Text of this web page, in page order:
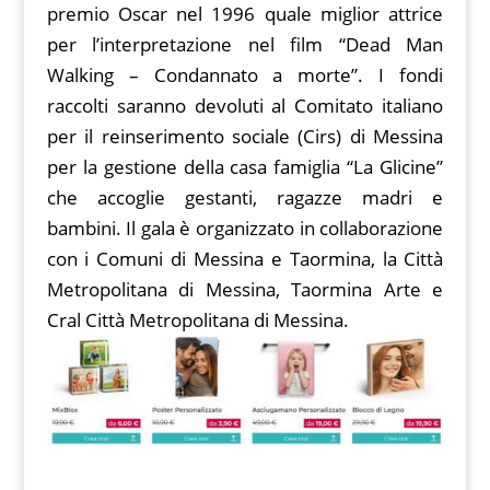
premio Oscar nel 1996 quale miglior attrice
per l’interpretazione nel film “Dead Man
Walking – Condannato a morte”. I fondi
raccolti saranno devoluti al Comitato italiano
per il reinserimento sociale (Cirs) di Messina
per la gestione della casa famiglia “La Glicine”
che accoglie gestanti, ragazze madri e
bambini. Il gala è organizzato in collaborazione
con i Comuni di Messina e Taormina, la Città
Metropolitana di Messina, Taormina Arte e
Cral Città Metropolitana di Messina.